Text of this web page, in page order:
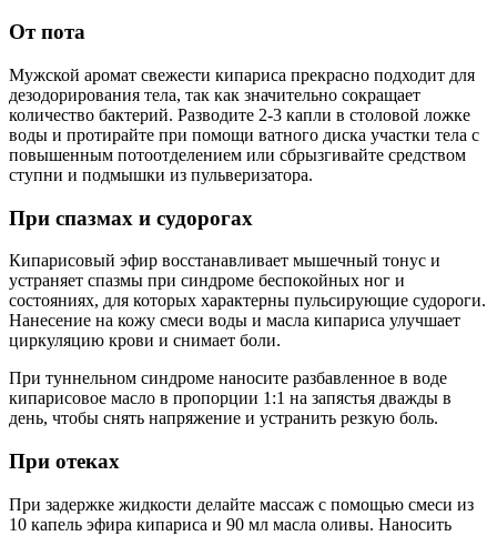
От пота
Мужской аромат свежести кипариса прекрасно подходит для
дезодорирования тела, так как значительно сокращает
количество бактерий. Разводите 2-3 капли в столовой ложке
воды и протирайте при помощи ватного диска участки тела с
повышенным потоотделением или сбрызгивайте средством
ступни и подмышки из пульверизатора.
При спазмах и судорогах
Кипарисовый эфир восстанавливает мышечный тонус и
устраняет спазмы при синдроме беспокойных ног и
состояниях, для которых характерны пульсирующие судороги.
Нанесение на кожу смеси воды и масла кипариса улучшает
циркуляцию крови и снимает боли.
При туннельном синдроме наносите разбавленное в воде
кипарисовое масло в пропорции 1:1 на запястья дважды в
день, чтобы снять напряжение и устранить резкую боль.
При отеках
При задержке жидкости делайте массаж с помощью смеси из
10 капель эфира кипариса и 90 мл масла оливы. Наносить